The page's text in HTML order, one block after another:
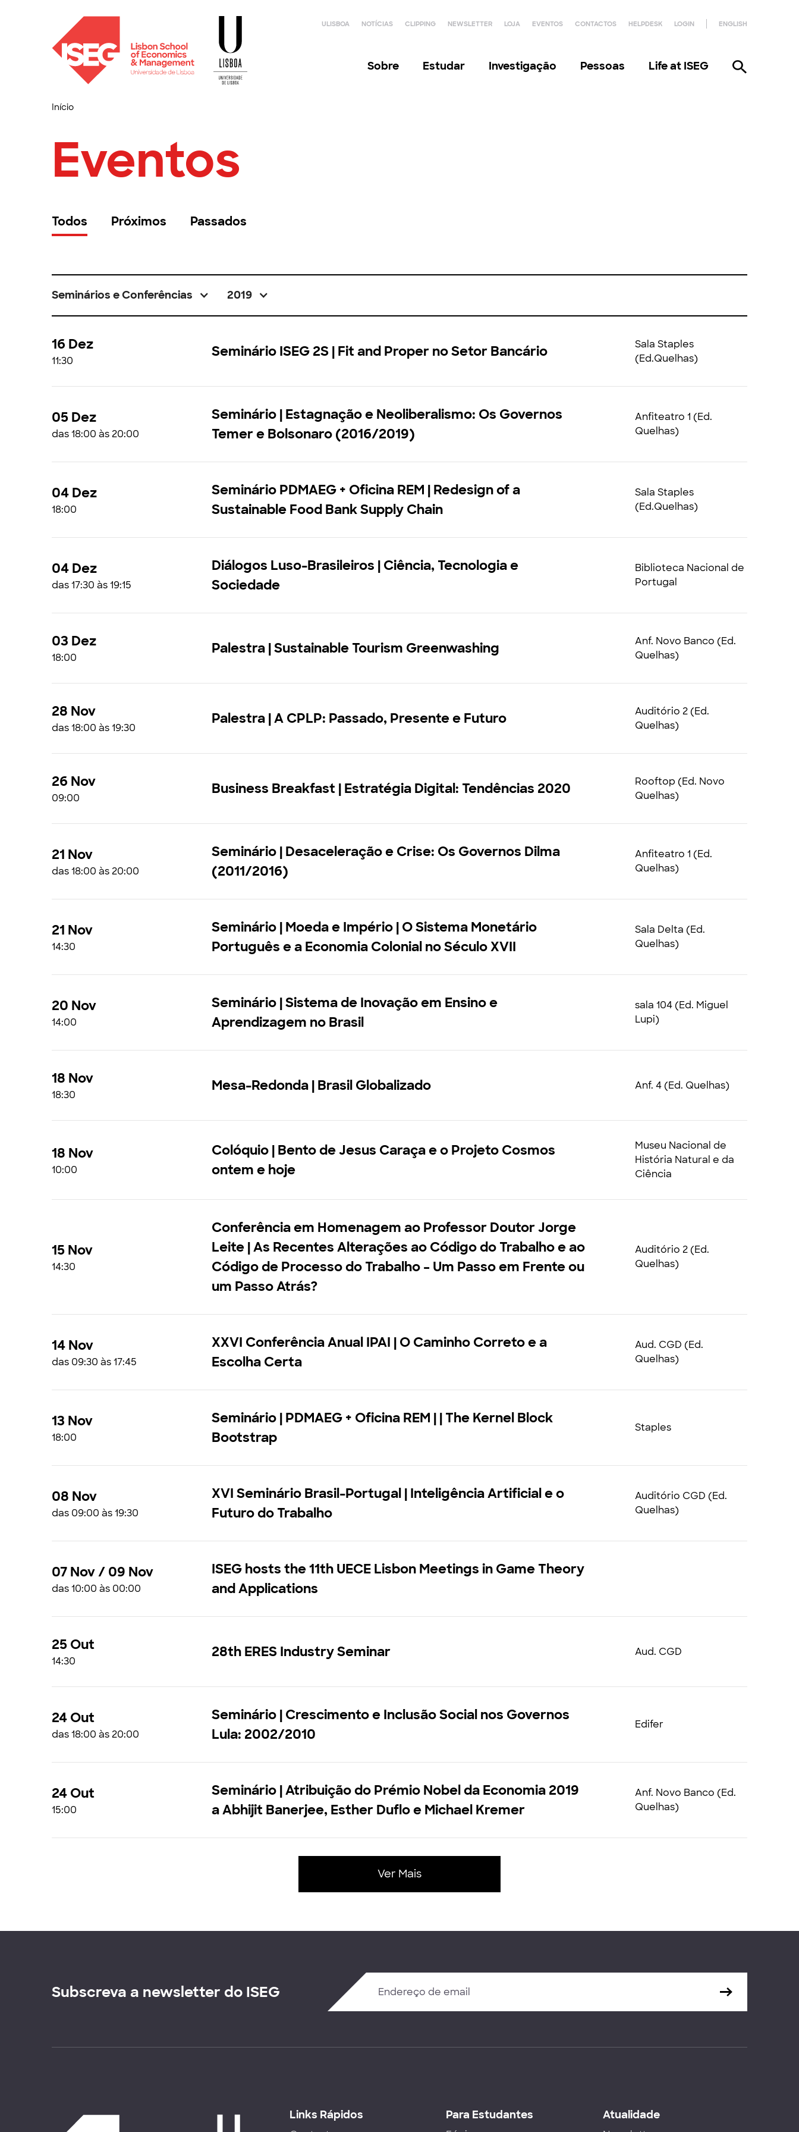
ULISBOA NOTÍCIAS CLIPPING NEWSLETTER LOJA EVENTOS CONTACTOS HELPDESK LOGIN ENGLISH
Sobre Estudar Investigação Pessoas Life at ISEG
Início
Eventos
Todos Próximos Passados
Seminários e Conferências 2019
16 Dez
11:30
Seminário ISEG 2S | Fit and Proper no Setor Bancário
Sala Staples
(Ed.Quelhas)
05 Dez
das 18:00 às 20:00
Seminário | Estagnação e Neoliberalismo: Os Governos
Temer e Bolsonaro (2016/2019)
Anfiteatro 1 (Ed.
Quelhas)
04 Dez
18:00
Seminário PDMAEG + Oficina REM | Redesign of a
Sustainable Food Bank Supply Chain
Sala Staples
(Ed.Quelhas)
04 Dez
das 17:30 às 19:15
Diálogos Luso-Brasileiros | Ciência, Tecnologia e
Sociedade
Biblioteca Nacional de
Portugal
03 Dez
18:00
Palestra | Sustainable Tourism Greenwashing
Anf. Novo Banco (Ed.
Quelhas)
28 Nov
das 18:00 às 19:30
Palestra | A CPLP: Passado, Presente e Futuro
Auditório 2 (Ed.
Quelhas)
26 Nov
09:00
Business Breakfast | Estratégia Digital: Tendências 2020
Rooftop (Ed. Novo
Quelhas)
21 Nov
das 18:00 às 20:00
Seminário | Desaceleração e Crise: Os Governos Dilma
(2011/2016)
Anfiteatro 1 (Ed.
Quelhas)
21 Nov
14:30
Seminário | Moeda e Império | O Sistema Monetário
Português e a Economia Colonial no Século XVII
Sala Delta (Ed.
Quelhas)
20 Nov
14:00
Seminário | Sistema de Inovação em Ensino e
Aprendizagem no Brasil
sala 104 (Ed. Miguel
Lupi)
18 Nov
18:30
Mesa-Redonda | Brasil Globalizado Anf. 4 (Ed. Quelhas)
18 Nov
10:00
Colóquio | Bento de Jesus Caraça e o Projeto Cosmos
ontem e hoje
Museu Nacional de
História Natural e da
Ciência
15 Nov
14:30
Conferência em Homenagem ao Professor Doutor Jorge
Leite | As Recentes Alterações ao Código do Trabalho e ao
Código de Processo do Trabalho – Um Passo em Frente ou
um Passo Atrás?
Auditório 2 (Ed.
Quelhas)
14 Nov
das 09:30 às 17:45
XXVI Conferência Anual IPAI | O Caminho Correto e a
Escolha Certa
Aud. CGD (Ed.
Quelhas)
13 Nov
18:00
Seminário | PDMAEG + Oficina REM | | The Kernel Block
Bootstrap
Staples
08 Nov
das 09:00 às 19:30
XVI Seminário Brasil-Portugal | Inteligência Artificial e o
Futuro do Trabalho
Auditório CGD (Ed.
Quelhas)
07 Nov / 09 Nov
das 10:00 às 00:00
ISEG hosts the 11th UECE Lisbon Meetings in Game Theory
and Applications
25 Out
14:30
28th ERES Industry Seminar Aud. CGD
24 Out
das 18:00 às 20:00
Seminário | Crescimento e Inclusão Social nos Governos
Lula: 2002/2010
Edifer
24 Out
15:00
Seminário | Atribuição do Prémio Nobel da Economia 2019
a Abhijit Banerjee, Esther Duflo e Michael Kremer
Anf. Novo Banco (Ed.
Quelhas)
Ver Mais
Subscreva a newsletter do ISEG
Links Rápidos Para Estudantes Atualidade